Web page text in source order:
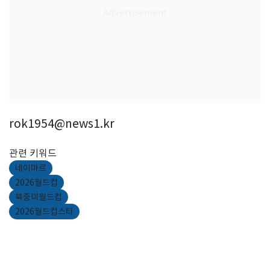
rok1954@news1.kr
관련 키워드
네이마르
2026월드컵
북중미월드컵
2026월드컵스타